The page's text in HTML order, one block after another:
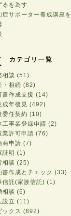
るを為す
症サポーター養成講座を
カテゴリ一覧
相談 (51)
・相続 (82)
書作成支援 (14)
成年後見 (492)
委任契約 (10)
工事業登録申請 (2)
業許可申請 (76)
商申請 (7)
証明 (1)
相談 (25)
書作成とチエック (33)
信託(家族信託) (1)
相談 (6)
設立 (11)
ックス (892)